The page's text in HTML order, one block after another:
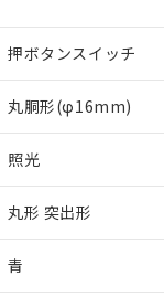
押ボタンスイッチ
丸胴形(φ16mm)
照光
丸形 突出形
青